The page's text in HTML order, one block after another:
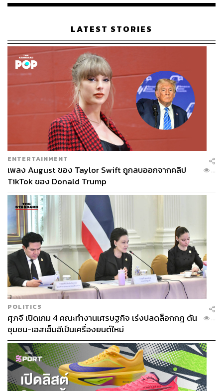
เรือนไทยที่ถูกซุกไว้
LATEST STORIES
ENTERTAINMENT
เพลง August ของ Taylor Swift ถูกลบออกจากคลิป
TikTok ของ Donald Trump
...
POLITICS
ศุภจี เปิดเกม 4 คณะทำงานเศรษฐกิจ เร่งปลดล็อกกฎ ดัน
ชุมชน-เอสเอ็มอีเป็นเครื่องยนต์ใหม่
...